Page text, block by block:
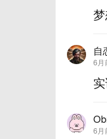
自
6月
6月